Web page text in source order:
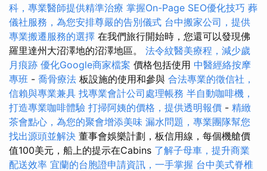
科，專業醫師提供精準治療 掌握On-Page SEO優化技巧 葬
儀社服務，為您安排尊嚴的告別儀式 台中搬家公司，提供
專業搬遷服務的選擇 在我們旅行開始時，您還可以發現佛
羅里達州大沼澤地的沼澤地區。 法令紋醫美療程，減少歲
月痕跡 優化Google商家檔案 價格包括使用 中醫經絡按摩
專班 - 喬骨療法 板設施的使用和參與 合法專業的徵信社，
信賴與專業兼具 找專業會計公司處理帳務 半自動咖啡機，
打造專業咖啡體驗 打掃阿姨的價格，提供透明報價 - 精緻
茶會點心，為您的聚會增添美味 漏水問題，專業團隊幫您
找出源頭並解決 董事會娛樂計劃，板信用線，每個機艙價
值100美元，船上的提示在Cabins 了解子母車，提升商業
配送效率 宜蘭的台胞證申請資訊，一手掌握 台中美式脊椎